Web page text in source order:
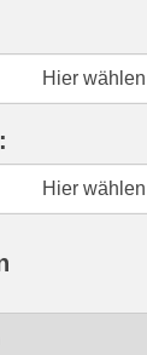
Hier wählen
Hier wählen